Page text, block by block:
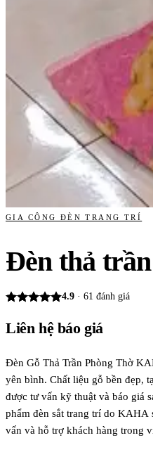
GIA CÔNG ĐÈN TRANG TRÍ
Đèn thả
4.9 · 61 đánh giá
Liên hệ báo giá
Đèn Gỗ Thả Trần Phòng Thờ
yên bình. Chất liệu gỗ bền đẹp,
được tư vấn kỹ thuật và báo giá
phẩm đèn sắt trang trí do KAHA
vấn và hỗ trợ khách hàng trong